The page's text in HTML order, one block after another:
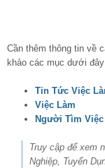
Cần thêm thông tin về
khảo các mục dưới
Tin Tức Việc
Việc Làm
Người Tìm Việc
Truy cập để xem
Nghiệp, Tuyển